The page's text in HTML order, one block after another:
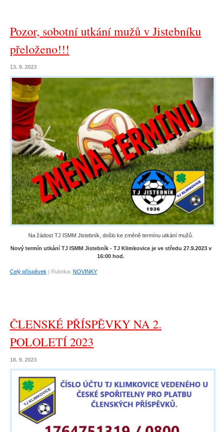
Pozor, sobotní utkání mužů v Jistebníku
přeloženo!!!
13. 9. 2023
Na žádost TJ ISMM Jistebník, došlo ke změně termínu utkání mužů.
Nový termín utkání TJ ISMM Jistebník - TJ Klimkovice je ve středu 27.9.2023 v
16:00 hod.
Celý příspěvek Rubrika: NOVINKY
ČLENSKÉ PŘÍSPĚVKY NA 2.
POLOLETÍ 2023
18. 9. 2023